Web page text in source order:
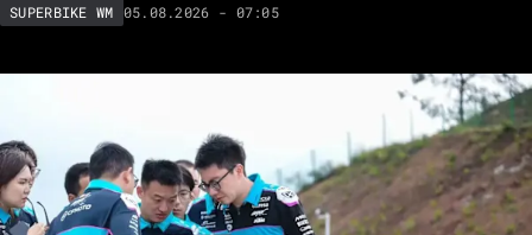
SUPERBIKE WM 05.08.2026 - 07:05